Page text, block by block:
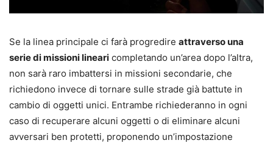
Se la linea principale ci farà progredire attraverso una
serie di missioni lineari completando un’area dopo l’altra,
non sarà raro imbattersi in missioni secondarie, che
richiedono invece di tornare sulle strade già battute in
cambio di oggetti unici. Entrambe richiederanno in ogni
caso di recuperare alcuni oggetti o di eliminare alcuni
avversari ben protetti, proponendo un’impostazione